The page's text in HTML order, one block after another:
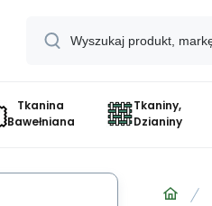
Tkanina
Bawełniana
Tkaniny,
Dzianiny